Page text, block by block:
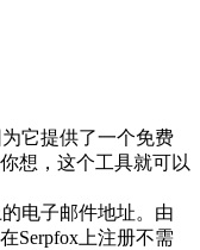
它提供了一个免费
想，这个工具就可以
电子邮件地址。由
Serpfox上注册不需